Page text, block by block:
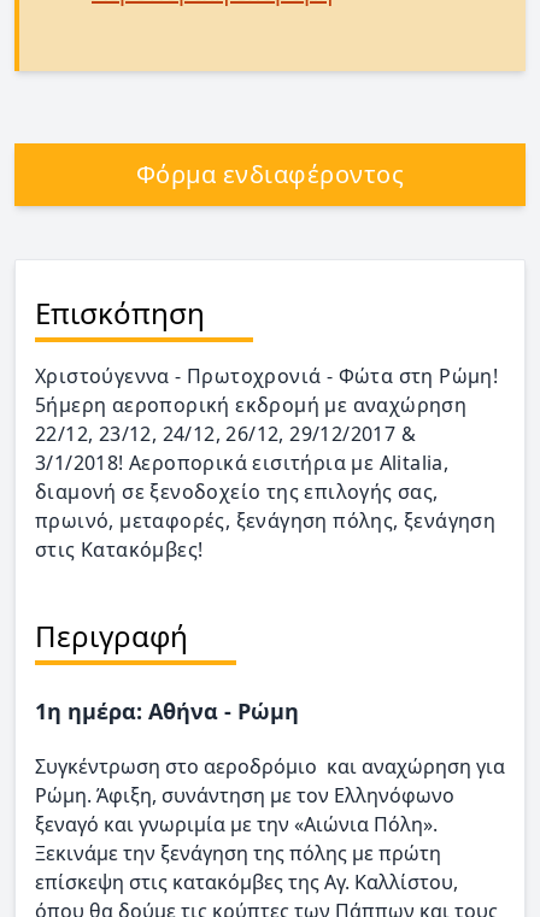
Φόρμα ενδιαφέροντος
Επισκόπηση
Χριστούγεννα - Πρωτοχρονιά - Φώτα στη Ρώμη!
5ήμερη αεροπορική εκδρομή με αναχώρηση
22/12, 23/12, 24/12, 26/12, 29/12/2017 &
3/1/2018! Αεροπορικά εισιτήρια με Alitalia,
διαμονή σε ξενοδοχείο της επιλογής σας,
πρωινό, μεταφορές, ξενάγηση πόλης, ξενάγηση
στις Κατακόμβες!
Περιγραφή
1η ημέρα: Αθήνα - Ρώμη
Συγκέντρωση στο αεροδρόμιο και αναχώρηση για
Ρώμη. Άφιξη, συνάντηση με τον Ελληνόφωνο
ξεναγό και γνωριμία με την «Αιώνια Πόλη».
Ξεκινάμε την ξενάγηση της πόλης με πρώτη
επίσκεψη στις κατακόμβες της Αγ. Καλλίστου,
όπου θα δούμε τις κρύπτες των Πάππων και τους